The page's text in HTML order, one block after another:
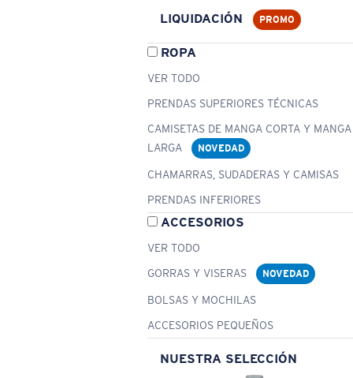
LIQUIDACIÓN PROMO
ROPA
VER TODO
PRENDAS SUPERIORES TÉCNICAS
CAMISETAS DE MANGA CORTA Y MANGA
LARGA
NOVEDAD
CHAMARRAS, SUDADERAS Y CAMISAS
PRENDAS INFERIORES
ACCESORIOS
VER TODO
GORRAS Y VISERAS
NOVEDAD
BOLSAS Y MOCHILAS
ACCESORIOS PEQUEÑOS
NUESTRA SELECCIÓN